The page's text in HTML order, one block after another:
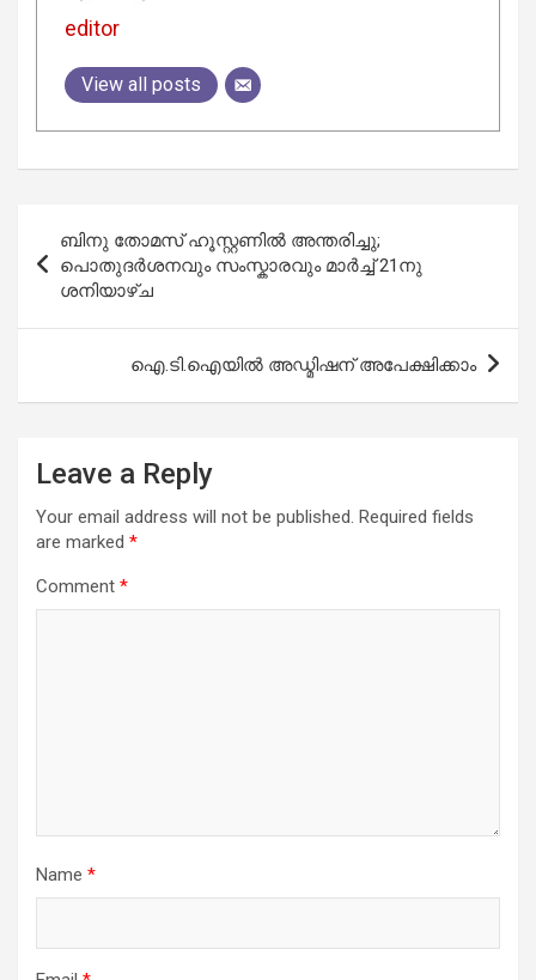
editor
View all posts
navigation
ബിനു തോമസ് ഹൂസ്റ്റണിൽ അന്തരിച്ചു;
പൊതുദർശനവും സംസ്കാരവും മാർച്ച് 21നു
ശനിയാഴ്ച
ഐ.ടി.ഐയിൽ അഡ്മിഷന് അപേക്ഷിക്കാം
Leave a Reply
Your email address will not be published. Required fields
are marked *
Comment *
Name *